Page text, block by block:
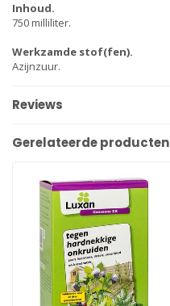
Inhoud.
750 milliliter.
Werkzamde stof(fen).
Azijnzuur.
Reviews
Gerelateerde producten